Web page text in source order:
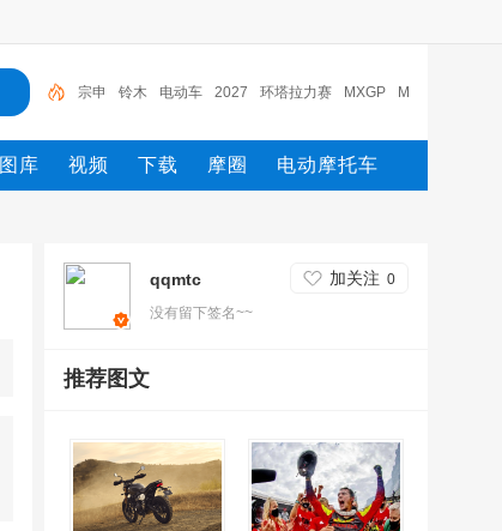
宗申 铃木 电动车 2027 环塔拉力赛 MXGP M
oto2 摩托车 yamaha 摩托 宗申
图库 视频 下载 摩圈 电动摩托车
qqmtc 加关注 0
没有留下签名~~
推荐图文